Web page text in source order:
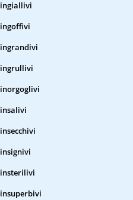
ingiallivi
ingoffivi
ingrandivi
ingrullivi
inorgoglivi
insalivi
insecchivi
insignivi
insterilivi
insuperbivi